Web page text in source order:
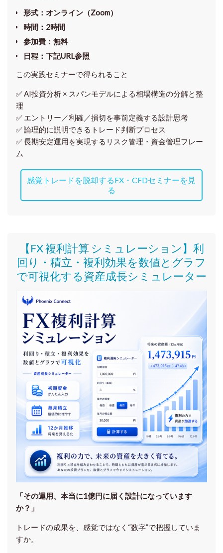
形式：オンライン（Zoom）
時間：2時間
参加費：無料
日程：下記URL参照
この実践セミナーで得られること
✅ AI投資分析 × スパンモデルによる相場構造の分解と整
理
✅ エントリー／利確／損切を事前定義する設計思考
✅ 論理的に説明できるトレード判断プロセス
✅ 長期安定運用を実現するリスク管理・資金管理フレー
ム
感覚トレードを脱却するFX・CFDセミナーを見
る
【FX 複利計算 シミュレーション】利
回り・積立・複利効果を数値とグラフ
で可視化する資産成長シミュレーター
「その運用、本当に1億円に届く設計になっています
か？」
トレードの成果を、感覚ではなく“数字”で把握していま
すか。